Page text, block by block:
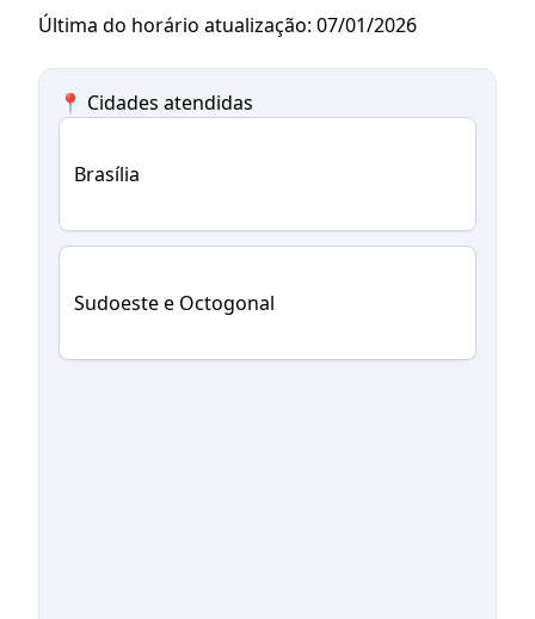
Última do horário atualização: 07/01/2026
📍 Cidades atendidas
Brasília
Sudoeste e Octogonal